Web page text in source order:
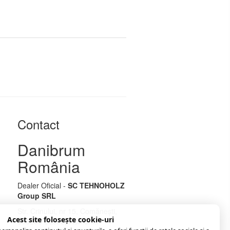
Contact
Danibrum
România
Dealer Oficial - SC TEHNOHOLZ
Group SRL
605200 Bacău, România
Acest site folosește cookie-uri